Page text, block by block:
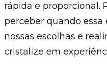
rápida e proporcional.
perceber quando
nossas escolhas e
cristalize em